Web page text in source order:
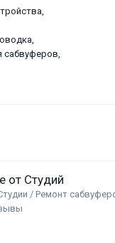
сабвуферов
от Студий
/ Ремонт